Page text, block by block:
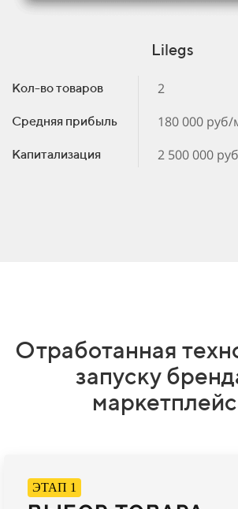
Lilegs
Кол-во товаров
Средняя прибыль
Капитализация
2
180 000 руб/
2 500 000 руб
Отработанная
запуску
ЭТАП 1